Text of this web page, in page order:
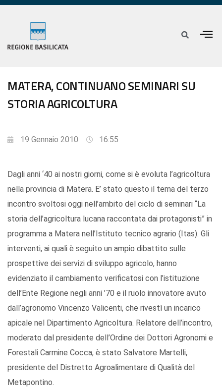
MATERA, CONTINUANO SEMINARI SU
STORIA AGRICOLTURA
19 Gennaio 2010 16:55
Dagli anni ‘40 ai nostri giorni, come si è evoluta l’agricoltura
nella provincia di Matera. E’ stato questo il tema del terzo
incontro svoltosi oggi nell’ambito del ciclo di seminari “La
storia dell’agricoltura lucana raccontata dai protagonisti” in
programma a Matera nell’Istituto tecnico agrario (Itas). Gli
interventi, ai quali è seguito un ampio dibattito sulle
prospettive dei servizi di sviluppo agricolo, hanno
evidenziato il cambiamento verificatosi con l’istituzione
dell’Ente Regione negli anni ’70 e il ruolo innovatore avuto
dall’agronomo Vincenzo Valicenti, che rivestì un incarico
apicale nel Dipartimento Agricoltura. Relatore dell’incontro,
moderato dal presidente dell’Ordine dei Dottori Agronomi e
Forestali Carmine Cocca, è stato Salvatore Martelli,
presidente del Distretto Agroalimentare di Qualità del
Metapontino.